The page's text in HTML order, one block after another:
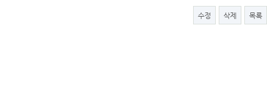
수정 삭제 목록